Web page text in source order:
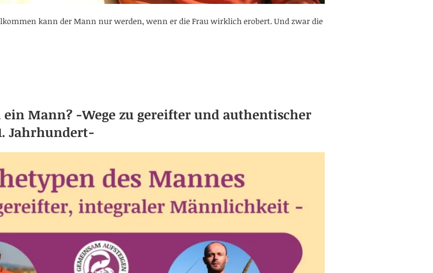
kann der Mann nur werden, wenn er die Frau wirklich erobert. Und zwar die
Mann? -Wege zu gereifter und authentischer
Jahrhundert-